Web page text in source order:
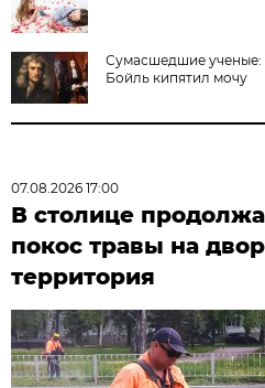
Сумасшедшие ученые:
Бойль кипятил мочу
07.08.2026 17:00
В столице
покос травы на
территория